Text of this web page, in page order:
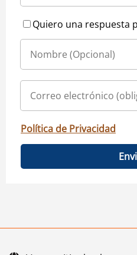
Quiero una respuesta
Política de Privacidad